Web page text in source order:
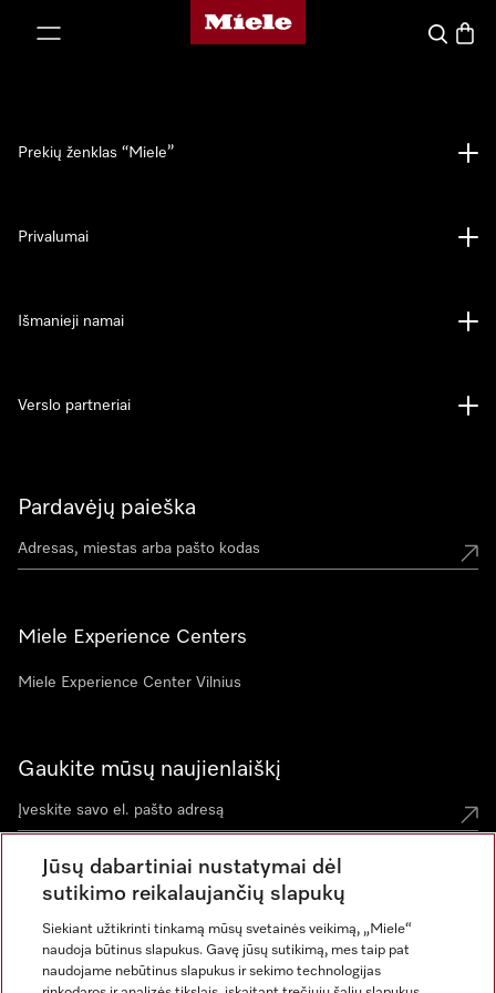
"Miele" pradžios tinklalapis
Paieška
Pardavėjų paieška
Miele Experience Centers
Miele Experience Center Vilnius
Gaukite mūsų naujienlaiškį
Prekių ženklas “Miele”
Privalumai
Išmanieji namai
Verslo partneriai
Jūsų dabartiniai nustatymai dėl
sutikimo reikalaujančių slapukų
Siekiant užtikrinti tinkamą mūsų svetainės veikimą, „Miele“
naudoja būtinus slapukus. Gavę jūsų sutikimą, mes taip pat
naudojame nebūtinus slapukus ir sekimo technologijas